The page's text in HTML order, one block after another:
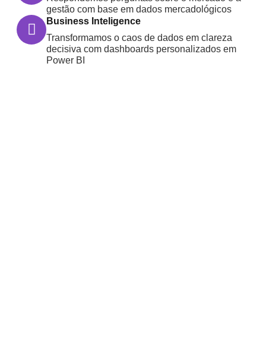
gestão com base em dados mercadológicos
Business Inteligence
Transformamos o caos de dados em clareza
decisiva com dashboards personalizados em
Power BI